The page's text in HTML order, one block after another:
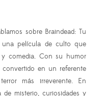
sobre Braindead: Tu
película de culto que
comedia. Con su humor
en un referente
más irreverente. En
misterio, curiosidades y